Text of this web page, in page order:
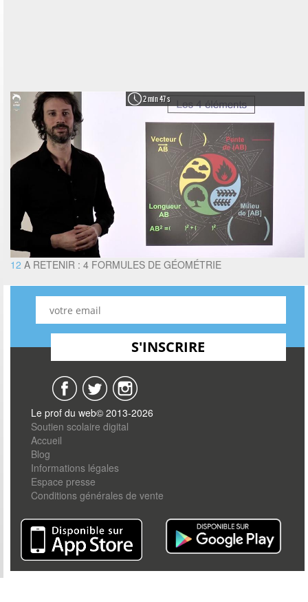
2 min 47 s
12 A RETENIR : 4 FORMULES DE GÉOMÉTRIE
Le prof du web© 2013-2026
Soutien scolaire digital
Accueil
Blog
Informations légales
Espace presse
Conditions générales de vente